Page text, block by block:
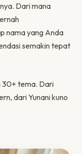
Dari mana
nama yang Anda
semakin tepat
30+ tema. Dari
dari Yunani kuno